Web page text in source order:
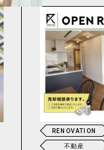
RENOVATION
不動産